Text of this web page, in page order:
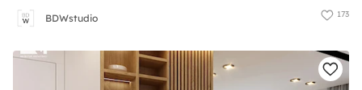
BDWstudio 173